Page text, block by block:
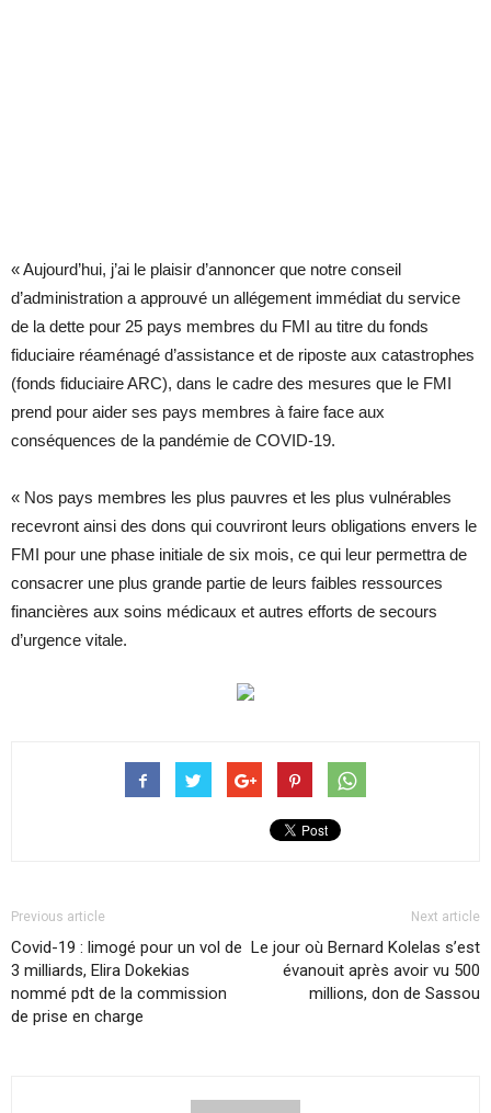
« Aujourd’hui, j’ai le plaisir d’annoncer que notre conseil
d’administration a approuvé un allégement immédiat du service
de la dette pour 25 pays membres du FMI au titre du fonds
fiduciaire réaménagé d’assistance et de riposte aux catastrophes
(fonds fiduciaire ARC), dans le cadre des mesures que le FMI
prend pour aider ses pays membres à faire face aux
conséquences de la pandémie de COVID-19.
« Nos pays membres les plus pauvres et les plus vulnérables
recevront ainsi des dons qui couvriront leurs obligations envers le
FMI pour une phase initiale de six mois, ce qui leur permettra de
consacrer une plus grande partie de leurs faibles ressources
financières aux soins médicaux et autres efforts de secours
d’urgence vitale.
Previous article
Covid-19 : limogé pour un vol de
3 milliards, Elira Dokekias
nommé pdt de la commission
de prise en charge
Next article
Le jour où Bernard Kolelas s’est
évanouit après avoir vu 500
millions, don de Sassou